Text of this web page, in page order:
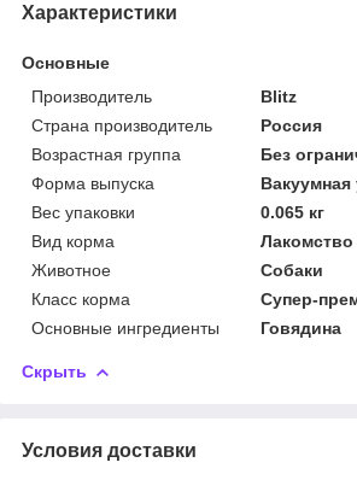
Характеристики
Основные
Производитель
Blitz
Страна производитель
Россия
Возрастная группа
Без
Форма выпуска
Вакуумная
Вес упаковки
0.065 кг
Вид корма
Лакомство
Животное
Собаки
Класс корма
Супер-
Основные ингредиенты
Говядина
Скрыть
Условия доставки